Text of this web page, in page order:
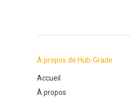
À propos de Hub-Grade
Accueil
À propos